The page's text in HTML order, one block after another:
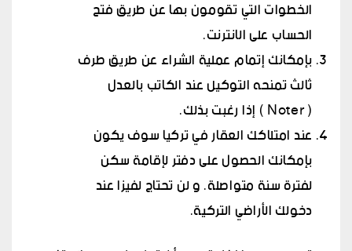
الخطوات التي تقومون بها عن طريق فتح
الحساب على الانترنت.
بإمكانك إتمام عملية الشراء عن طريق طرف
ثالث تمنحه التوكيل عند الكاتب بالعدل
( Noter ) إذا رغبت بذلك.
عند امتلاكك العقار في تركيا سوف يكون
بإمكانك الحصول على دفتر لإقامة سكن
لفترة سنة متواصلة. و لن تحتاج لفيزا عند
دخولك الأراضي التركية.